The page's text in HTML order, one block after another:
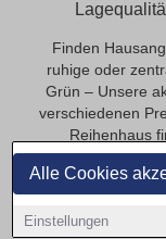
Alle Cookies
Einstellungen
Finden
ruhige oder
Grün – Unsere
verschiedenen
Reihenhaus